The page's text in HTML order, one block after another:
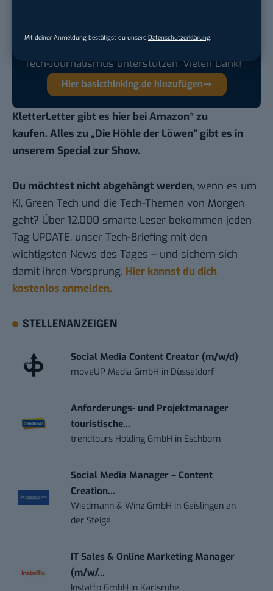
Mit deiner Anmeldung bestätigst du unsere Datenschutzerklärung.
Tech-Journalismus unterstützen. Vielen Dank!
Hier basicthinking.de hinzufügen
KletterLetter gibt es hier bei Amazon* zu
kaufen. Alles zu „Die Höhle der Löwen“ gibt es in
unserem Special zur Show.
Du möchtest nicht abgehängt werden, wenn es um
KI, Green Tech und die Tech-Themen von Morgen
geht? Über 12.000 smarte Leser bekommen jeden
Tag UPDATE, unser Tech-Briefing mit den
wichtigsten News des Tages – und sichern sich
damit ihren Vorsprung. Hier kannst du dich
kostenlos anmelden.
STELLENANZEIGEN
Social Media Content Creator (m/w/d)
moveUP Media GmbH in Düsseldorf
Anforderungs- und Projektmanager
touristische...
trendtours Holding GmbH in Eschborn
Social Media Manager – Content
Creation...
Wiedmann & Winz GmbH in Geislingen an
der Steige
IT Sales & Online Marketing Manager
(m/w/...
Instaffo GmbH in Karlsruhe